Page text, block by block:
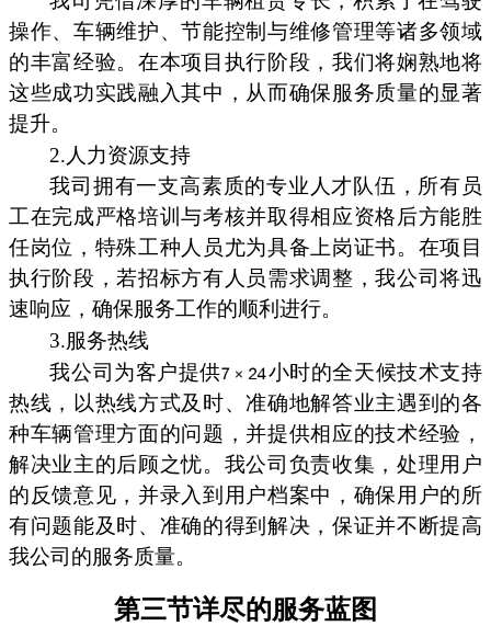
操作、车辆维护、节能控制与维修管理等诸多领域
的丰富经验。在本项目执行阶段，我们将娴熟地将
这些成功实践融入其中，从而确保服务质量的显著
提升。
2.人力资源支持
我司拥有一支高素质的专业人才队伍，所有员
工在完成严格培训与考核并取得相应资格后方能胜
任岗位，特殊工种人员尤为具备上岗证书。在项目
执行阶段，若招标方有人员需求调整，我公司将迅
速响应，确保服务工作的顺利进行。
3.服务热线
我公司为客户提供
小时的全天候技术支持
热线，以热线方式及时、准确地解答业主遇到的各
种车辆管理方面的问题，并提供相应的技术经验，
解决业主的后顾之忧。我公司负责收集，处理用户
的反馈意见，并录入到用户档案中，确保用户的所
有问题能及时、准确的得到解决，保证并不断提高
我公司的服务质量。
第三节详尽的服务蓝图